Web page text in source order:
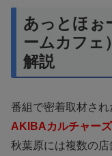
あっとほぉ
ームカフェ
解説
番組で密着取材され
AKIBAカルチャーズ
秋葉原には複数の